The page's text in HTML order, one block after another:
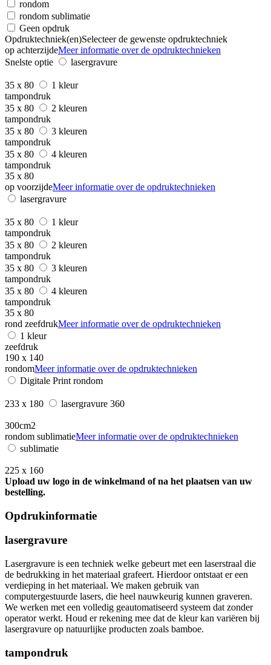
rondom
rondom sublimatie
Geen opdruk
Opdruktechniek(en)Selecteer de gewenste opdruktechniek
op achterzijdeMeer informatie over de opdruktechnieken
Snelste optie
lasergravure
35 x 80
1 kleur
tampondruk
35 x 80
2 kleuren
tampondruk
35 x 80
3 kleuren
tampondruk
35 x 80
4 kleuren
tampondruk
35 x 80
op voorzijdeMeer informatie over de opdruktechnieken
lasergravure
35 x 80
1 kleur
tampondruk
35 x 80
2 kleuren
tampondruk
35 x 80
3 kleuren
tampondruk
35 x 80
4 kleuren
tampondruk
35 x 80
rond zeefdrukMeer informatie over de opdruktechnieken
1 kleur
zeefdruk
190 x 140
rondomMeer informatie over de opdruktechnieken
Digitale Print rondom
233 x 180 lasergravure 360
300cm2
rondom sublimatieMeer informatie over de opdruktechnieken
sublimatie
225 x 160
Upload uw logo in de winkelmand of na het plaatsen van uw
bestelling.
Opdrukinformatie
lasergravure
Lasergravure is een techniek welke gebeurt met een laserstraal die
de bedrukking in het materiaal grafeert. Hierdoor ontstaat er een
verdieping in het materiaal. We maken gebruik van
computergestuurde lasers, die heel nauwkeurig kunnen graveren.
We werken met een volledig geautomatiseerd systeem dat zonder
operator werkt. Houd er rekening mee dat de kleur kan variëren bij
lasergravure op natuurlijke producten zoals bamboe.
tampondruk